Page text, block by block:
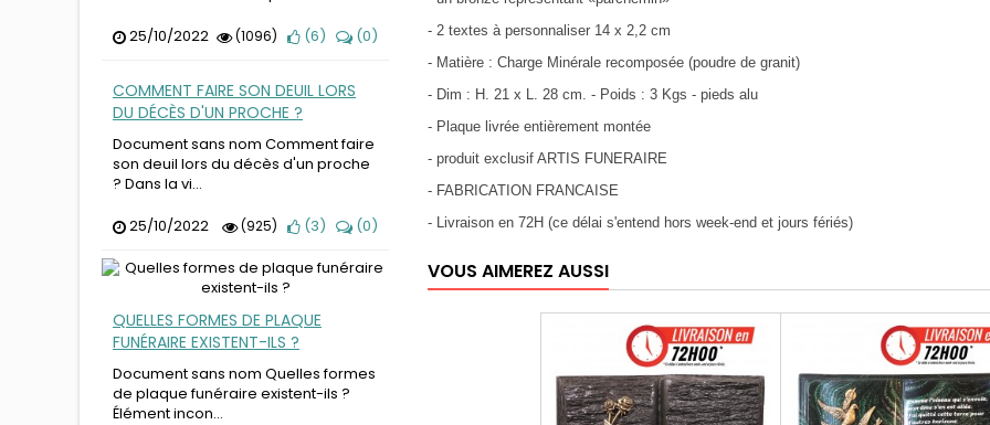
25/10/2022
(1096) (6) (0)
COMMENT FAIRE SON DEUIL LORS
DU DÉCÈS D'UN PROCHE ?
Document sans nom Comment faire
son deuil lors du décès d'un proche
? Dans la vi...
25/10/2022
(925) (3) (0)
QUELLES FORMES DE PLAQUE
FUNÉRAIRE EXISTENT-ILS ?
Document sans nom Quelles formes
de plaque funéraire existent-ils ?
Élément incon...
- 2 textes à personnaliser 14 x 2,2 cm
- Matière : Charge Minérale recomposée (poudre de granit)
- Dim : H. 21 x L. 28 cm. - Poids : 3 Kgs - pieds alu
- Plaque livrée entièrement montée
- produit exclusif ARTIS FUNERAIRE
- FABRICATION FRANCAISE
- Livraison en 72H (ce délai s'entend hors week-end et jours fériés)
VOUS AIMEREZ AUSSI